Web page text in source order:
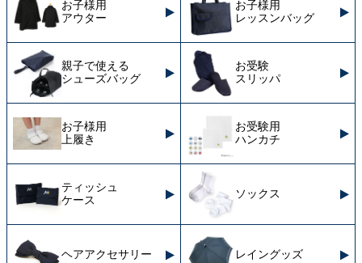
お子様用
アウター
お子様用
レッスンバッグ
親子で使える
シューズバッグ
お受験
スリッパ
お子様用
上履き
お受験用
ハンカチ
ティッシュ
ケース
ソックス
ヘアアクセサリー レイングッズ